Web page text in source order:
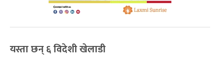
यस्ता छन् ६ विदेशी खेलाडी